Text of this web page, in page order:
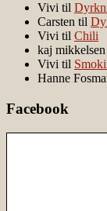
Vivi til
Carsten til
Vivi til Chili
kaj mikkelsen
Vivi til
Hanne
Facebook